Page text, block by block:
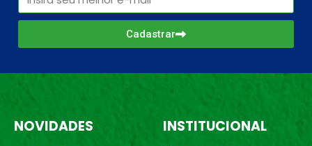
Cadastrar
NOVIDADES INSTITUCIONAL